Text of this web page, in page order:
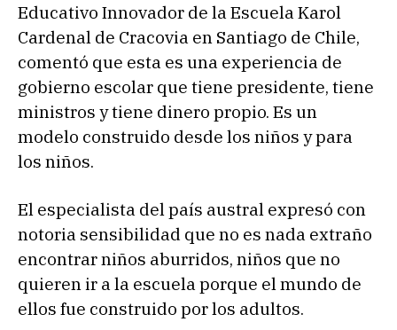
Educativo Innovador de la Escuela Karol
Cardenal de Cracovia en Santiago de Chile,
comentó que esta es una experiencia de
gobierno escolar que tiene presidente, tiene
ministros y tiene dinero propio. Es un
modelo construido desde los niños y para
los niños.
El especialista del país austral expresó con
notoria sensibilidad que no es nada extraño
encontrar niños aburridos, niños que no
quieren ir a la escuela porque el mundo de
ellos fue construido por los adultos.